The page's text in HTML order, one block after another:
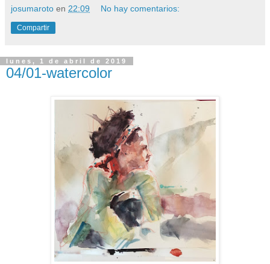
josumaroto en 22:09 No hay comentarios:
Compartir
lunes, 1 de abril de 2019
04/01-watercolor